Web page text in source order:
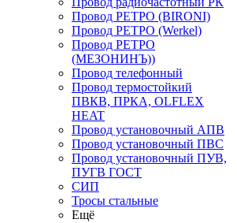
Провод РЕТРО (BIRONI)
Провод РЕТРО (Werkel)
Провод РЕТРО
(МЕЗОНИНЪ))
Провод телефонный
Провод термостойкий
ПВКВ, ПРКА, OLFLEX
HEAT
Провод установочный АПВ
Провод установочный ПВС
Провод установочный ПУВ,
ПУГВ ГОСТ
СИП
Тросы стальные
Ещё